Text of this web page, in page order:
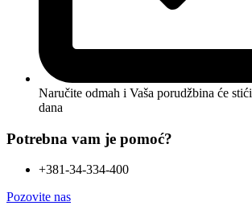
Naručite odmah i Vaša porudžbina će stići
dana
Potrebna vam je pomoć?
+381-34-334-400
Pozovite nas